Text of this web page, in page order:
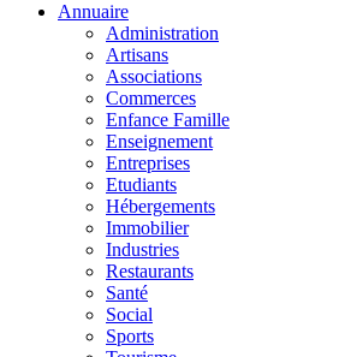
Annuaire
Administration
Artisans
Associations
Commerces
Enfance Famille
Enseignement
Entreprises
Etudiants
Hébergements
Immobilier
Industries
Restaurants
Santé
Social
Sports